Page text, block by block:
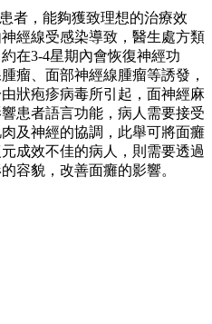
者，能夠獲致理想的治療效
經線受感染導致，醫生處方類
在3-4星期內會恢復神經功
瘤、面部神經線腫瘤等誘發，
狀疱疹病毒所引起，面神經麻
患者語言功能，病人需要接受
肉及神經的協調，此舉可將面癱
成效不佳的病人，則需要透過
容貌，改善面癱的影響。